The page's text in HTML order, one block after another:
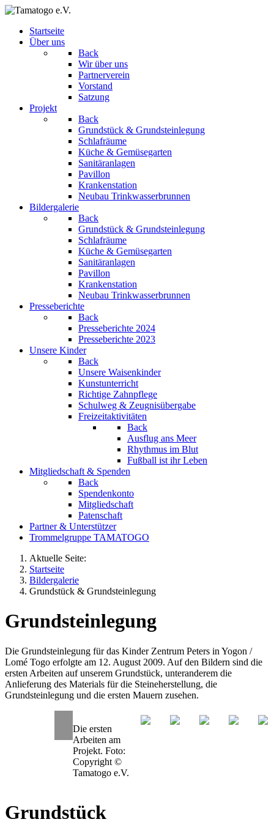
Startseite
Über uns
Back
Wir über uns
Partnerverein
Vorstand
Satzung
Projekt
Back
Grundstück & Grundsteinlegung
Schlafräume
Küche & Gemüsegarten
Sanitäranlagen
Pavillon
Krankenstation
Neubau Trinkwasserbrunnen
Bildergalerie
Back
Grundstück & Grundsteinlegung
Schlafräume
Küche & Gemüsegarten
Sanitäranlagen
Pavillon
Krankenstation
Neubau Trinkwasserbrunnen
Presseberichte
Back
Presseberichte 2024
Presseberichte 2023
Unsere Kinder
Back
Unsere Waisenkinder
Kunstunterricht
Richtige Zahnpflege
Schulweg & Zeugnisübergabe
Freizeitaktivitäten
Back
Ausflug ans Meer
Rhythmus im Blut
Fußball ist ihr Leben
Mitgliedschaft & Spenden
Back
Spendenkonto
Mitgliedschaft
Patenschaft
Partner & Unterstützer
Trommelgruppe TAMATOGO
Aktuelle Seite:
Startseite
Bildergalerie
Grundstück & Grundsteinlegung
Grundsteinlegung
Die Grundsteinlegung für das Kinder Zentrum Peters in Yogon /
Lomé Togo erfolgte am 12. August 2009. Auf den Bildern sind die
ersten Arbeiten auf unserem Grundstück, unteranderem die
Anlieferung des Materials für die Steineherstellung, die
Grundsteinlegung und die ersten Mauern zusehen.
Die ersten
Arbeiten am
Projekt. Foto:
Copyright ©
Tamatogo e.V.
Grundstück